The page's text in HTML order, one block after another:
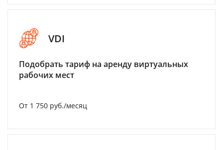
VDI
Подобрать тариф на аренду виртуальных
рабочих мест
От 1 750 руб./месяц